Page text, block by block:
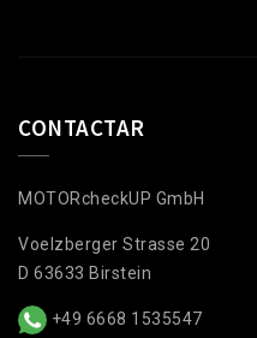
CONTACTAR
MOTORcheckUP GmbH
Voelzberger Strasse 20
D 63633 Birstein
+49 6668 1535547